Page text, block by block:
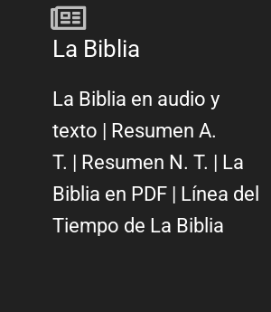
La Biblia
La Biblia en audio y
texto
Resumen A.
T.
Resumen N. T.
La
Biblia en PDF
Línea del
Tiempo de La Biblia